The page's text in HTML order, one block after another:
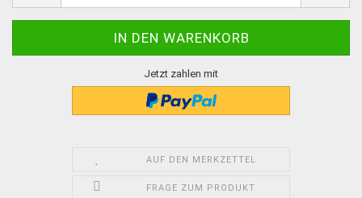
Jetzt zahlen mit
AUF DEN MERKZETTEL
FRAGE ZUM PRODUKT